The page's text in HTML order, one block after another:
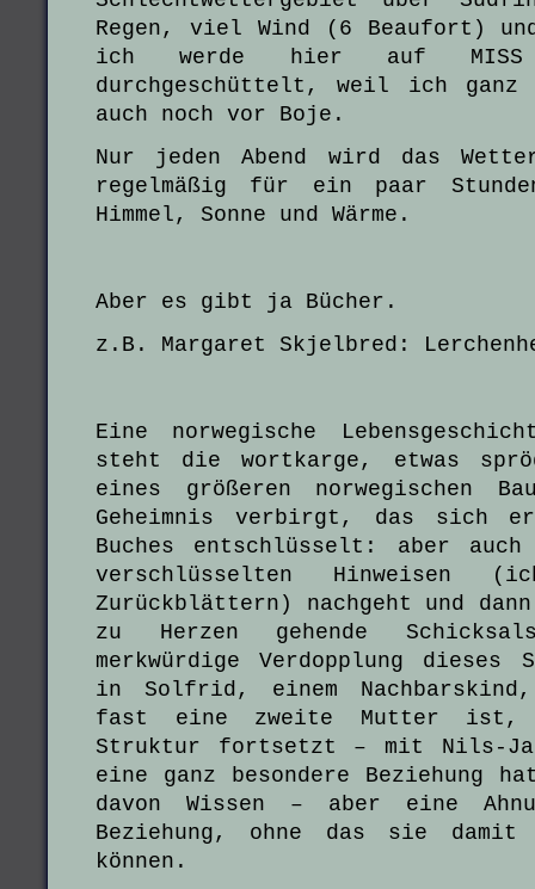
Regen, viel Wind (6 Beaufort) und
ich werde hier auf MISS
durchgeschüttelt, weil ich ganz
auch noch vor Boje.
Nur jeden Abend wird das Wetter
regelmäßig für ein paar
Himmel, Sonne und Wärme.
Aber es gibt ja Bücher.
z.B. Margaret Skjelbred:
Eine norwegische
steht die wortkarge, etwas
eines größeren norwegischen
Geheimnis verbirgt, das sich
Buches entschlüsselt: aber auch
verschlüsselten Hinweisen
Zurückblättern) nachgeht und
zu Herzen gehende
merkwürdige Verdopplung
in Solfrid, einem
fast eine zweite Mutter ist,
Struktur fortsetzt – mit Nils-
eine ganz besondere Beziehung
davon Wissen – aber eine
Beziehung, ohne das sie damit
können.